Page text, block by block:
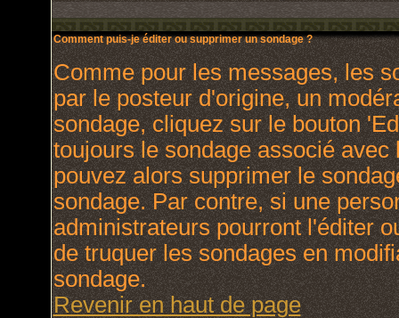
Comment puis-je éditer ou supprimer un sondage ?
Comme pour les messages, les
par le posteur d'origine, un
sondage, cliquez sur le bouton
toujours le sondage associé
pouvez alors supprimer le
sondage. Par contre, si une
administrateurs pourront l'éditer
de truquer les sondages en
sondage.
Revenir en haut de page